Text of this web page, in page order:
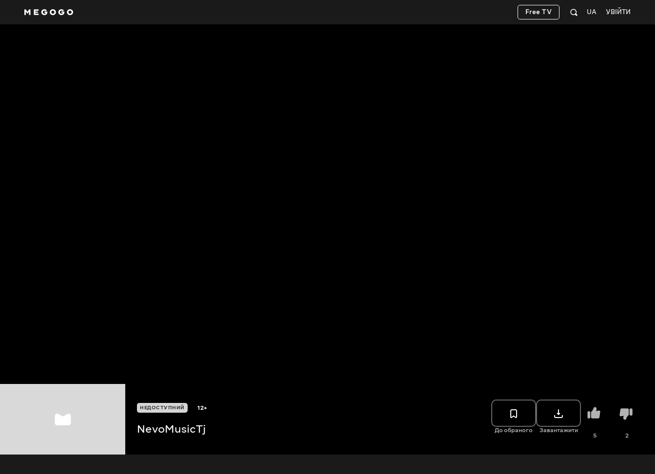
УВІЙТИ
UA
Free TV
НЕДОСТУПНИЙ 12+
NevoMusicTj До обраного Завантажити
5 2